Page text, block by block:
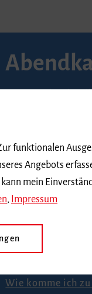
Karten an der
An der Abendkasse
Barzahlung möglich.
Anfahrt
Wie komme ich zu
funktionalen
Angebots
mein
, Impressum